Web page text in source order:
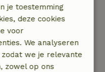
na bevestiging van
meer dan 28
met aanvang
binnen 24
periode heb je
je toestemming
deze cookies
voor
We analyseren
we je relevante
zowel op ons